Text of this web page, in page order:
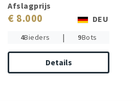
Afslagprijs
€ 8.000 DEU
4Bieders | 9Bots
Details